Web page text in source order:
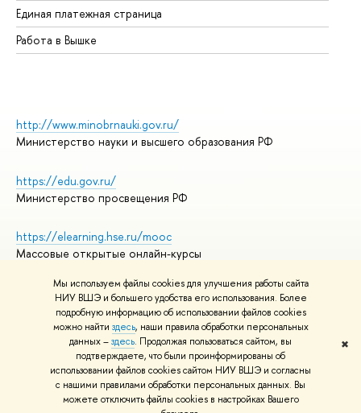
Мы используем файлы cookies для улучшения работы сайта
НИУ ВШЭ и большего удобства его использования. Более
подробную информацию об использовании файлов cookies
можно найти здесь, наши правила обработки персональных
данных –здесь. Продолжая пользоваться сайтом, вы
подтверждаете, что были проинформированы об
использовании файлов cookies сайтом НИУ ВШЭ и согласны
с нашими правилами обработки персональных данных. Вы
можете отключить файлы cookies в настройках Вашего
✖
Единая платежная страница
Работа в Вышке
http://www.minobrnauki.gov.ru/
Министерство науки и высшего образования РФ
https://edu.gov.ru/
Министерство просвещения РФ
https://elearning.hse.ru/mooc
Массовые открытые онлайн-курсы
© НИУ ВШЭ 1993–2026
Адреса и контакты
Условия использования материалов
Политика конфиденциальности
Правила применения рекомендательных технологий в НИУ ВШЭ
Карта сайта